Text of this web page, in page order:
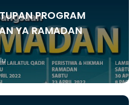
PROGRAM
YA RAMADAN